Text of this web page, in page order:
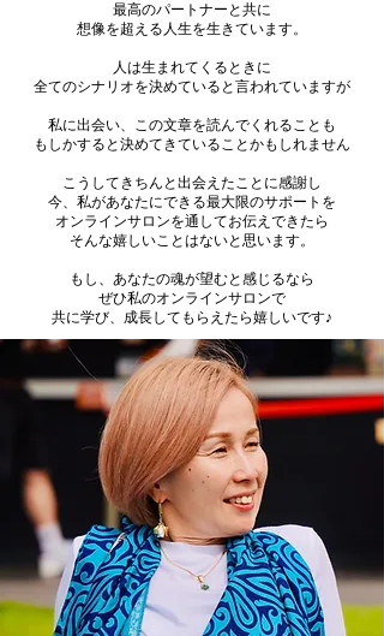
最高のパートナーと共に
想像を超える人生を生きています。
人は生まれてくるときに
全てのシナリオを決めていると言われていますが
私に出会い、この文章を読んでくれることも
もしかすると決めてきていることかもしれません
こうしてきちんと出会えたことに感謝し
今、私があなたにできる最大限のサポートを
オンラインサロンを通してお伝えできたら
そんな嬉しいことはないと思います。
もし、あなたの魂が望むと感じるなら
ぜひ私のオンラインサロンで
共に学び、成長してもらえたら嬉しいです♪